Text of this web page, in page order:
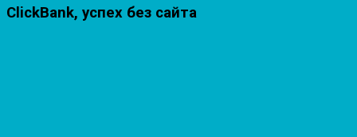
ClickBank, успех без сайта